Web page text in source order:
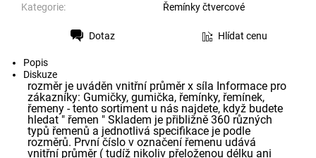
Kategorie: Řemínky čtvercové
Dotaz Hlídat cenu
Popis
Diskuze
rozměr je uváděn vnitřní průměr x síla Informace pro
zákazníky: Gumičky, gumička, řemínky, řemínek,
řemeny - tento sortiment u nás najdete, když budete
hledat " řemen " Skladem je přibližně 360 různých
typů řemenů a jednotlivá specifikace je podle
rozměrů. První číslo v označení řemenu udává
vnitřní průměr ( tudíž nikoliv přeloženou délku ani